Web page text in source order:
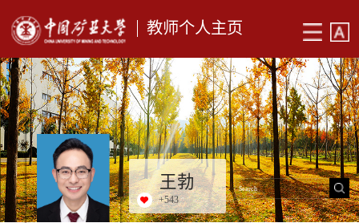
教师个人主页
王勃
+543